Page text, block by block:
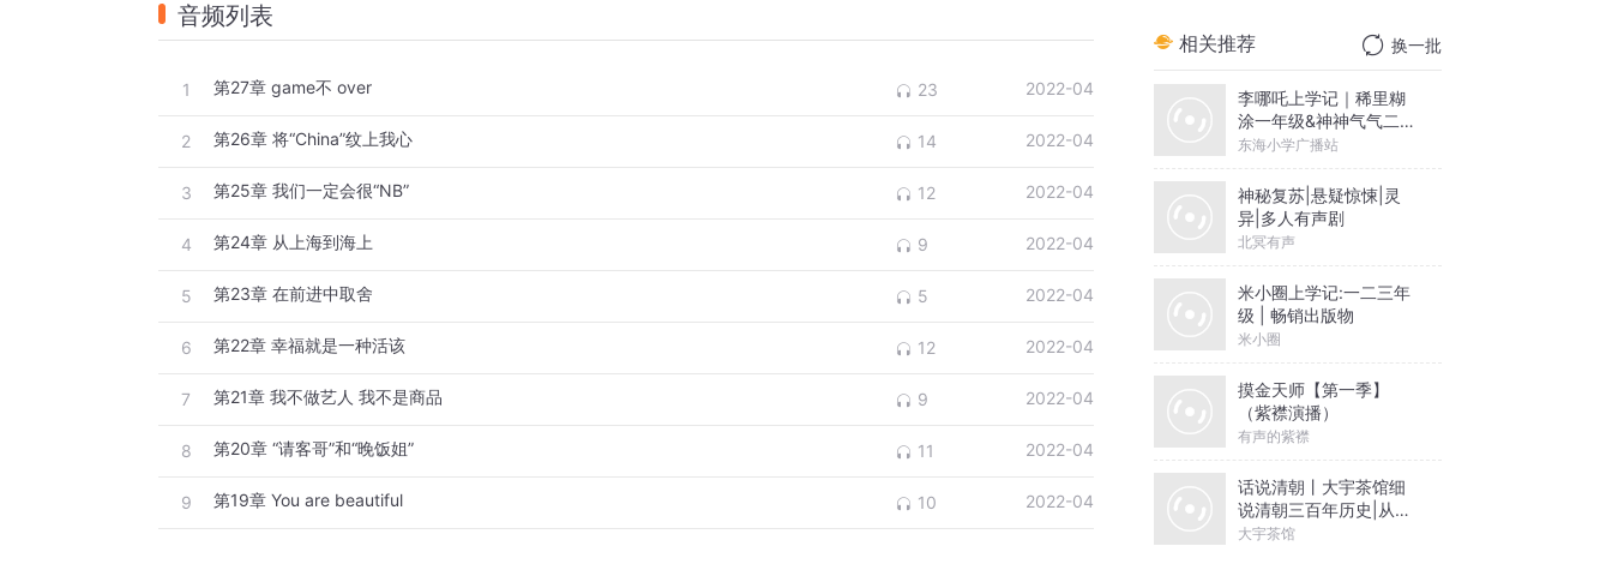
音频列表
1 第27章 game不 over 23 2022-04
2 第26章 将“China”纹上我心 14 2022-04
3 第25章 我们一定会很“NB” 12 2022-04
4 第24章 从上海到海上 9 2022-04
5 第23章 在前进中取舍 5 2022-04
6 第22章 幸福就是一种活该 12 2022-04
7 第21章 我不做艺人 我不是商品 9 2022-04
8 第20章 “请客哥”和“晚饭姐” 11 2022-04
9 第19章 You are beautiful 10 2022-04
相关推荐 换一批
李哪吒上学记｜稀里糊
涂一年级&神神气气二年
级
东海小学广播站
神秘复苏|悬疑惊悚|灵
异|多人有声剧
北冥有声
米小圈上学记:一二三年
级 | 畅销出版物
米小圈
摸金天师【第一季】
（紫襟演播）
有声的紫襟
话说清朝丨大宇茶馆细
说清朝三百年历史|从努
尔哈赤到末代皇帝溥仪|
大宇茶馆